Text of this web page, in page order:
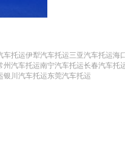
车托运伊犁汽车托运三亚汽车托运海
州汽车托运南宁汽车托运长春汽车托
银川汽车托运东莞汽车托运